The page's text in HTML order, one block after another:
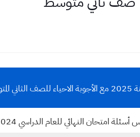
امتحان النهائي للعام الدراسي 2024 2025